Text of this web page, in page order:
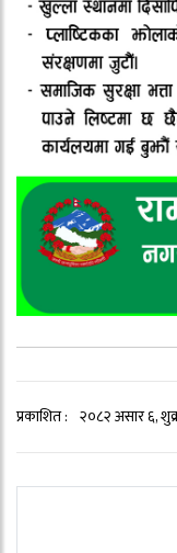
प्रकाशित : २०८२ असार ६,